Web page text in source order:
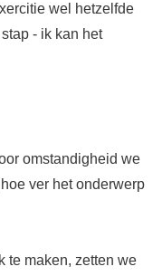
wel hetzelfde
- ik kan het
omstandigheid we
ver het onderwerp
te maken, zetten we